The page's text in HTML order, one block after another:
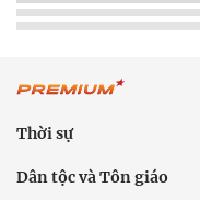
Thời sự
Dân tộc và Tôn giáo